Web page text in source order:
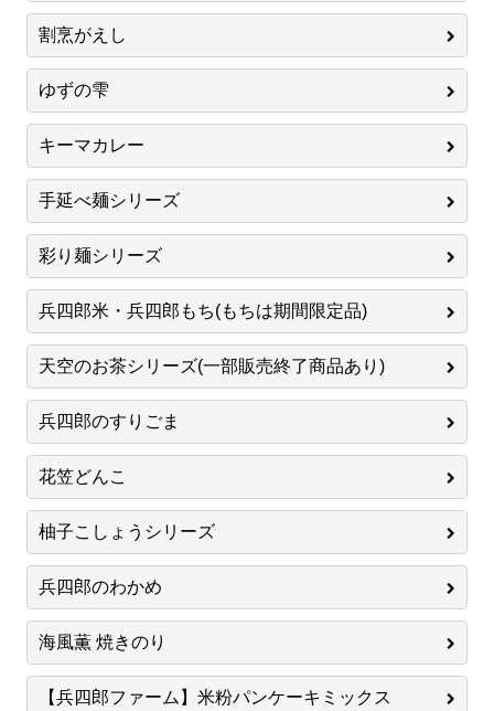
割烹がえし
ゆずの雫
キーマカレー
手延べ麺シリーズ
彩り麺シリーズ
兵四郎米・兵四郎もち(もちは期間限定品)
天空のお茶シリーズ(一部販売終了商品あり)
兵四郎のすりごま
花笠どんこ
柚子こしょうシリーズ
兵四郎のわかめ
海風薫 焼きのり
【兵四郎ファーム】米粉パンケーキミックス